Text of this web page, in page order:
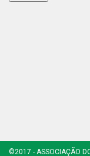
©2017 - ASSOCIAÇÃO